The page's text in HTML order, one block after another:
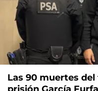
Las 90 muertes